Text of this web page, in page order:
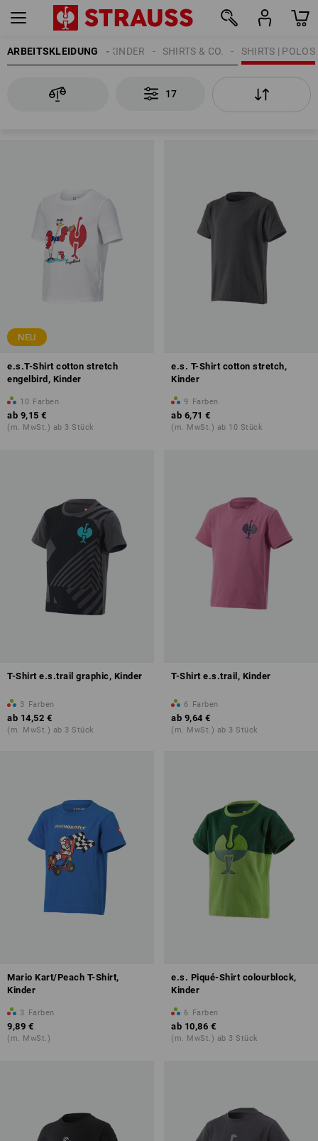
ARBEITSKLEIDUNG SHIRTS | POLOS
SHIRTS & CO.
KINDER
17
NEU
e.s.T-Shirt cotton stretch
engelbird, Kinder
10 Farben
ab 9,15 €
(m. MwSt.) ab 3 Stück
e.s. T-Shirt cotton stretch,
Kinder
9 Farben
ab 6,71 €
(m. MwSt.) ab 10 Stück
T-Shirt e.s.trail graphic, Kinder
3 Farben
ab 14,52 €
(m. MwSt.) ab 3 Stück
T-Shirt e.s.trail, Kinder
6 Farben
ab 9,64 €
(m. MwSt.) ab 3 Stück
Mario Kart/Peach T-Shirt,
Kinder
3 Farben
9,89 €
(m. MwSt.)
e.s. Piqué-Shirt colourblock,
Kinder
6 Farben
ab 10,86 €
(m. MwSt.) ab 3 Stück